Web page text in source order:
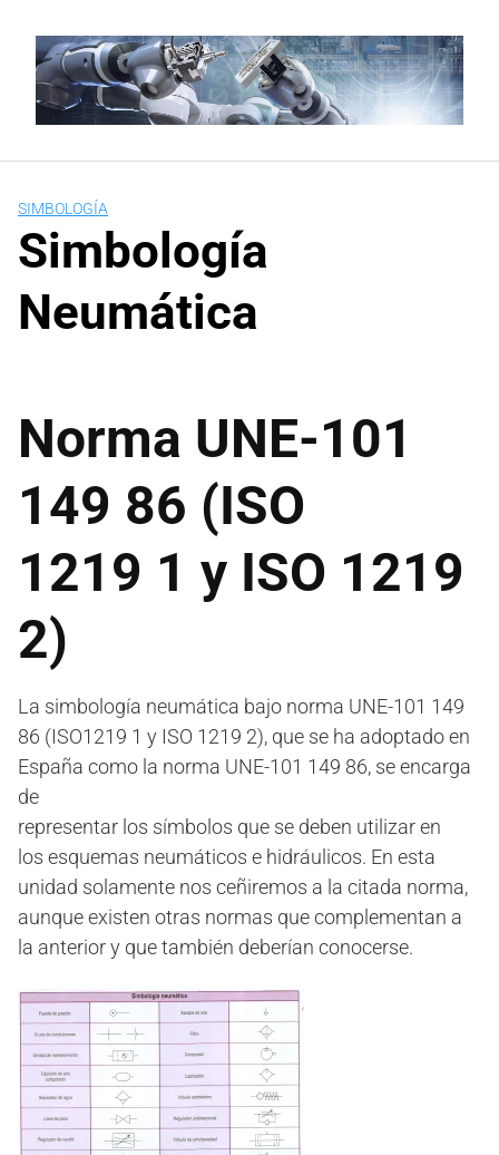
contenido
SIMBOLOGÍA
Simbología
Neumática
Norma UNE-101
149 86 (ISO
1219 1 y ISO 1219
2)
La simbología neumática bajo norma UNE-101 149
86 (ISO1219 1 y ISO 1219 2), que se ha adoptado en
España como la norma UNE-101 149 86, se encarga
de
representar los símbolos que se deben utilizar en
los esquemas neumáticos e hidráulicos. En esta
unidad solamente nos ceñiremos a la citada norma,
aunque existen otras normas que complementan a
la anterior y que también deberían conocerse.